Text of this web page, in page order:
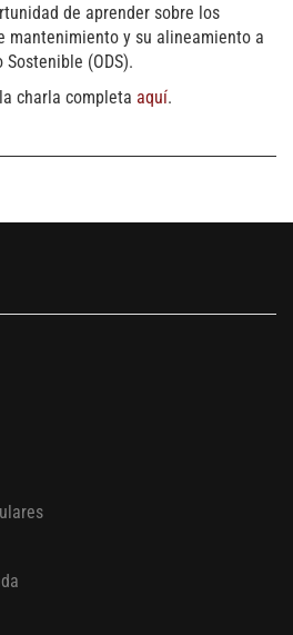
de aprender sobre los
mantenimiento y su alineamiento a
(ODS).
charla completa aquí.